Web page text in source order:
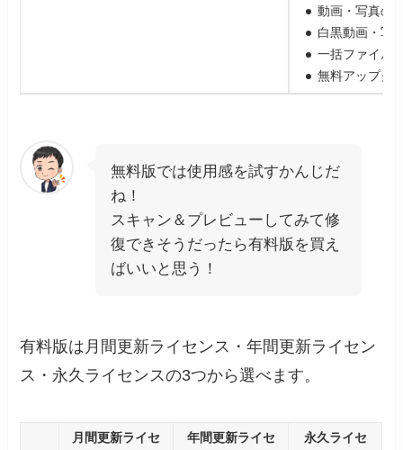
動画・写真の
白黒動画・写
一括ファイル
無料アップグ
無料版では使用感を試すかんじだ
ね！
スキャン＆プレビューしてみて修
復できそうだったら有料版を買え
ばいいと思う！
有料版は月間更新ライセンス・年間更新ライセン
ス・永久ライセンスの3つから選べます。
月間更新ライセ 年間更新ライセ 永久ライセ